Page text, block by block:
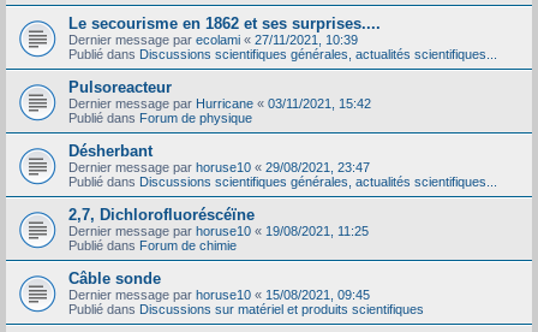
Le secourisme en 1862 et ses surprises....
Dernier message par ecolami « 27/11/2021, 10:39
Publié dans Discussions scientifiques générales, actualités scientifiques...
Pulsoreacteur
Dernier message par Hurricane « 03/11/2021, 15:42
Publié dans Forum de physique
Désherbant
Dernier message par horuse10 « 29/08/2021, 23:47
Publié dans Discussions scientifiques générales, actualités scientifiques...
2,7, Dichlorofluoréscéïne
Dernier message par horuse10 « 19/08/2021, 11:25
Publié dans Forum de chimie
Câble sonde
Dernier message par horuse10 « 15/08/2021, 09:45
Publié dans Discussions sur matériel et produits scientifiques